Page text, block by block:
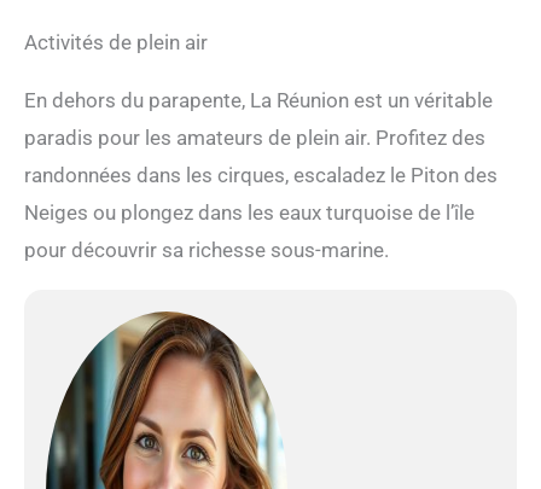
Activités de plein air
En dehors du parapente, La Réunion est un véritable
paradis pour les amateurs de plein air. Profitez des
randonnées dans les cirques, escaladez le Piton des
Neiges ou plongez dans les eaux turquoise de l’île
pour découvrir sa richesse sous-marine.